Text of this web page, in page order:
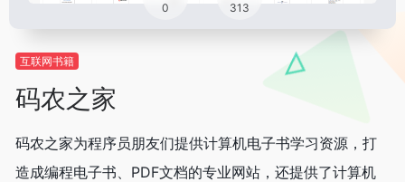
0 313
互联网书籍
码农之家
码农之家为程序员朋友们提供计算机电子书学习资源，打
造成编程电子书、PDF文档的专业网站，还提供了计算机